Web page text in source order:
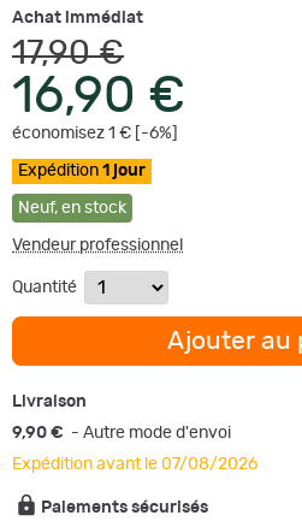
Achat immédiat
17,90 €
16,90 €
économisez 1 € [-6%]
Expédition 1 jour
Neuf, en stock
Vendeur professionnel
Quantité
Ajouter au
Livraison
9,90 € - Autre mode d'envoi
Expédition avant le 07/08/2026
Paiements sécurisés